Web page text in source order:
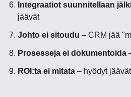
Integraatiot suunnitellaan
jäävät
Johto ei sitoudu – CRM jää
Prosesseja ei dokumentoida
ROI:ta ei mitata – hyödyt